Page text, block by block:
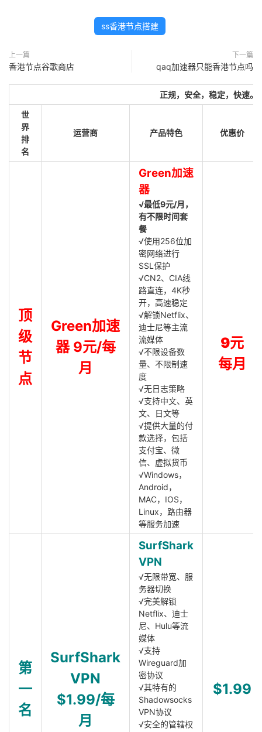
ss香港节点搭建
上一篇
香港节点谷歌商店
下一篇
qaq加速器只能香港节点吗
正规，安全，稳定，快速。
世
界
排
名
运营商 产品特色 优惠价
顶
级
节
点
Green加速
器 9元/每
月
Green加速
器
√最低9元/月，
有不限时间套
餐
√使用256位加
密网络进行
SSL保护
√CN2、CIA线
路直连，4K秒
开，高速稳定
√解锁Netflix、
迪士尼等主流
流媒体
√不限设备数
量、不限制速
度
√无日志策略
√支持中文、英
文、日文等
√提供大量的付
款选择，包括
支付宝、微
信、虚拟货币
√Windows，
Android，
MAC，IOS，
Linux，路由器
等服务加速
9元
每月
第
一
名
SurfShark
VPN
$1.99/每
月
SurfShark
VPN
√无限带宽、服
务器切换
√完美解锁
Netflix、迪士
尼、Hulu等流
媒体
√支持
Wireguard加
密协议
√其特有的
Shadowsocks
VPN协议
√安全的管辖权
$1.99